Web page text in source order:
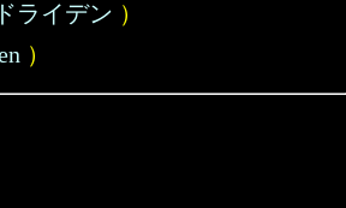
ライデン ）
）